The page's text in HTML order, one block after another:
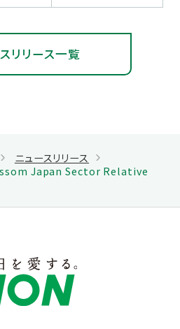
リリース一覧
ニュースリリース
Japan Sector Relative